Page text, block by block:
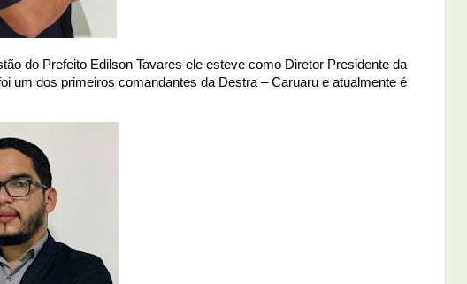
do Prefeito Edilson Tavares ele esteve como Diretor Presidente da
um dos primeiros comandantes da Destra – Caruaru e atualmente é